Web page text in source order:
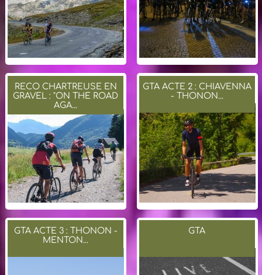
RECO CHARTREUSE EN
GRAVEL : "ON THE ROAD
AGA...
GTA ACTE 2 : CHIAVENNA
- THONON...
GTA ACTE 3 : THONON -
MENTON...
GTA